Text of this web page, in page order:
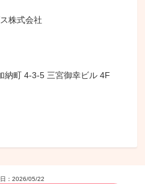
株式会社
納町 4-3-5 三宮御幸ビル 4F
： 2026/05/22